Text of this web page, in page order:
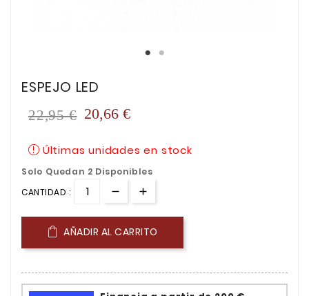
ESPEJO LED
22,95 € 20,66 €
Últimas unidades en stock
Solo Quedan 2 Disponibles
CANTIDAD :
AÑADIR AL CARRITO